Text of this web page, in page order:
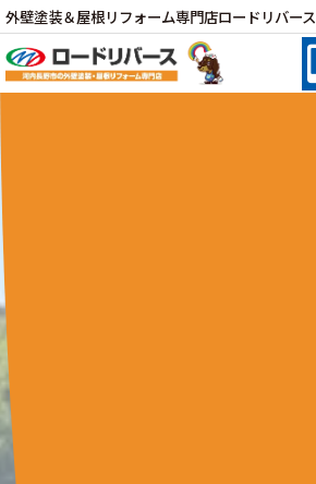
外壁塗装＆屋根リフォーム専門店ロードリバース